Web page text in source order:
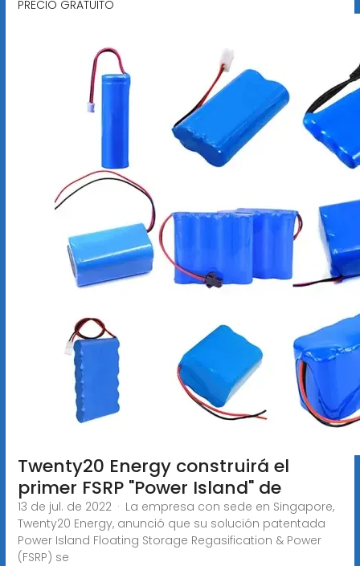
PRECIO GRATUITO
Twenty20 Energy construirá el
primer FSRP "Power Island" de
13 de jul. de 2022 · La empresa con sede en Singapore,
Twenty20 Energy, anunció que su solución patentada
Power Island Floating Storage Regasification & Power
(FSRP) se